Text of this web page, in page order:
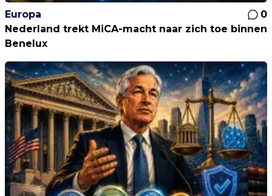
Europa
0
Nederland trekt MiCA-macht naar zich toe binnen
Benelux